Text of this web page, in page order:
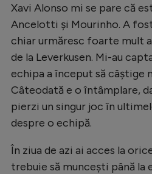
Xavi Alonso mi se pare că
Ancelotti și Mourinho. A
chiar urmăresc foarte mult
de la Leverkusen. Mi-au
echipa a început să câștige
Câteodată e o întâmplare,
pierzi un singur joc în
despre o echipă.
În ziua de azi ai acces la
trebuie să muncești până la